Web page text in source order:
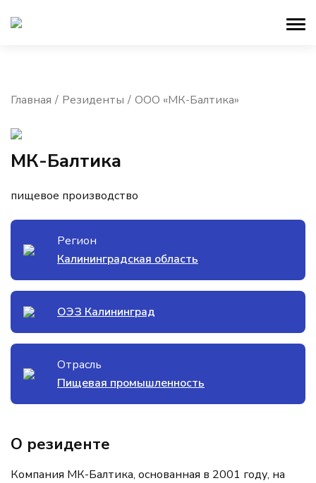
Главная Резиденты ООО «МК-Балтика»
МК-Балтика
пищевое производство
Регион
Калининградская область
ОЭЗ Калининград
Отрасль
Пищевая промышленность
О резиденте
Компания МК-Балтика, основанная в 2001 году, на